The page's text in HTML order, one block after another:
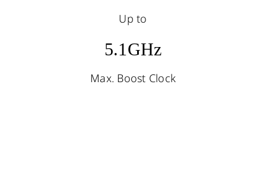
Up to
5.1GHz
Max. Boost Clock